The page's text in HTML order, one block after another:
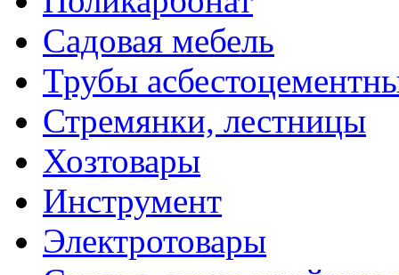
Садовая мебель
Трубы
Стремянки, лестницы
Хозтовары
Инструмент
Электротовары